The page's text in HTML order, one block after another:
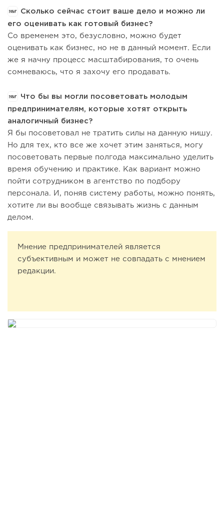
Сколько сейчас стоит ваше дело и можно ли
его оценивать как готовый бизнес?
Со временем это, безусловно, можно будет
оценивать как бизнес, но не в данный момент. Если
же я начну процесс масштабирования, то очень
сомневаюсь, что я захочу его продавать.
Что бы вы могли посоветовать молодым
предпринимателям, которые хотят открыть
аналогичный бизнес?
Я бы посоветовал не тратить силы на данную нишу.
Но для тех, кто все же хочет этим заняться, могу
посоветовать первые полгода максимально уделить
время обучению и практике. Как вариант можно
пойти сотрудником в агентство по подбору
персонала. И, поняв систему работы, можно понять,
хотите ли вы вообще связывать жизнь с данным
делом.
Мнение предпринимателей является
субъективным и может не совпадать с мнением
редакции.